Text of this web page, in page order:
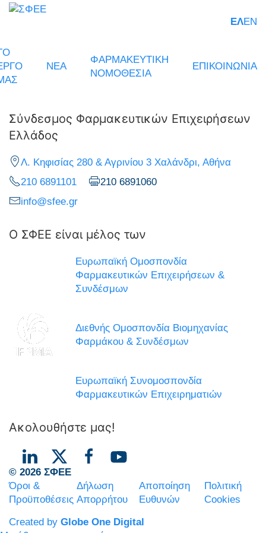
ΕΛEN
ΝΕΑ
ΦΑΡΜΑΚΕΥΤΙΚΗ
ΝΟΜΟΘΕΣΙΑ
ΕΠΙΚΟΙΝΩΝΙΑ
Σύνδεσμος Φαρμακευτικών Επιχειρήσεων
Ελλάδος
Λ. Κηφισίας 280 & Αγρινίου 3 Χαλάνδρι, Αθήνα
210 6891101
210 6891060
info@sfee.gr
Ο ΣΦΕΕ είναι μέλος των
Ευρωπαϊκή Ομοσπονδία
Φαρμακευτικών Επιχειρήσεων &
Συνδέσμων
Διεθνής Ομοσπονδία Βιομηχανίας
Φαρμάκου & Συνδέσμων
Ευρωπαϊκή Συνομοσπονδία
Φαρμακευτικών Επιχειρηματιών
Ακολουθήστε μας!
© 2026 ΣΦΕΕ
Όροι &
Προϋποθέσεις
Δήλωση
Απορρήτου
Αποποίηση
Ευθυνών
Πολιτική
Cookies
Created by Globe One Digital